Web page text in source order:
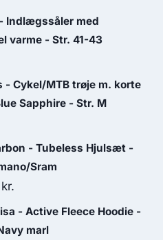
kr..
Indlægssåler med
varme - Str. 41-43
- Cykel/MTB trøje m. korte
Sapphire - Str. M
kr..
- Tubeless Hjulsæt -
Sram
kr.
price
is:
- Active Fleece Hoodie -
marl